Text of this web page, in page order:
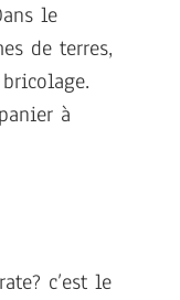
le
de terres,
à
c’est le